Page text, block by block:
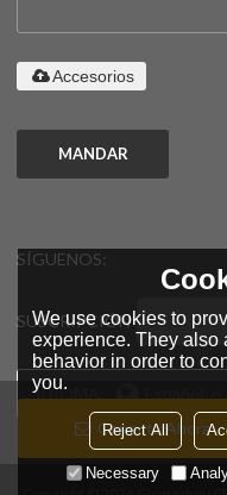
Conecta Ahora
Accesorios
MANDAR
SÍGUENOS:
SUSCRIPCIÓN
IDIOMA:
We use cookies to
experience. They also
behavior in order to
you.
Reject All
Necessary